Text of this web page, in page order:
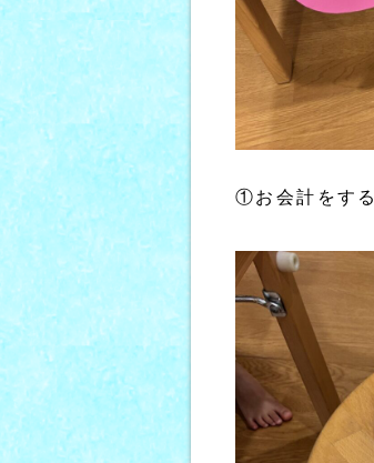
①お会計をする